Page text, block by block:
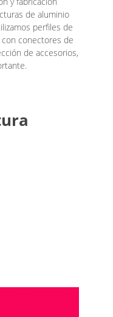
de aluminio
perfiles de
conectores de
de accesorios,